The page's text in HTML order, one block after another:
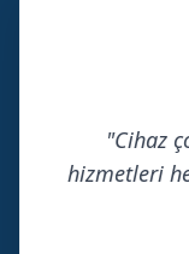
"Cihaz
hizmetleri